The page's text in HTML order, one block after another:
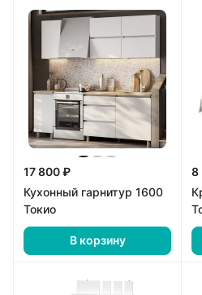
17 800 ₽
Кухонный гарнитур 1600
Токио
В корзину
8